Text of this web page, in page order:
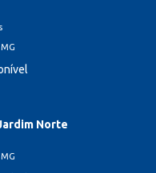
Norte